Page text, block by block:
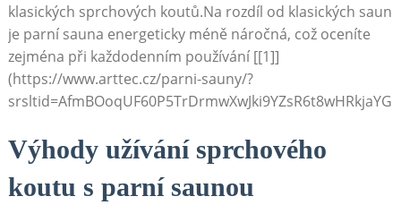
klasických sprchových koutů.Na rozdíl od klasických saun
je parní sauna energeticky méně náročná, což oceníte
zejména při každodenním používání [[1]]
(https://www.arttec.cz/parni-sauny/?
Výhody užívání sprchového
koutu s parní saunou